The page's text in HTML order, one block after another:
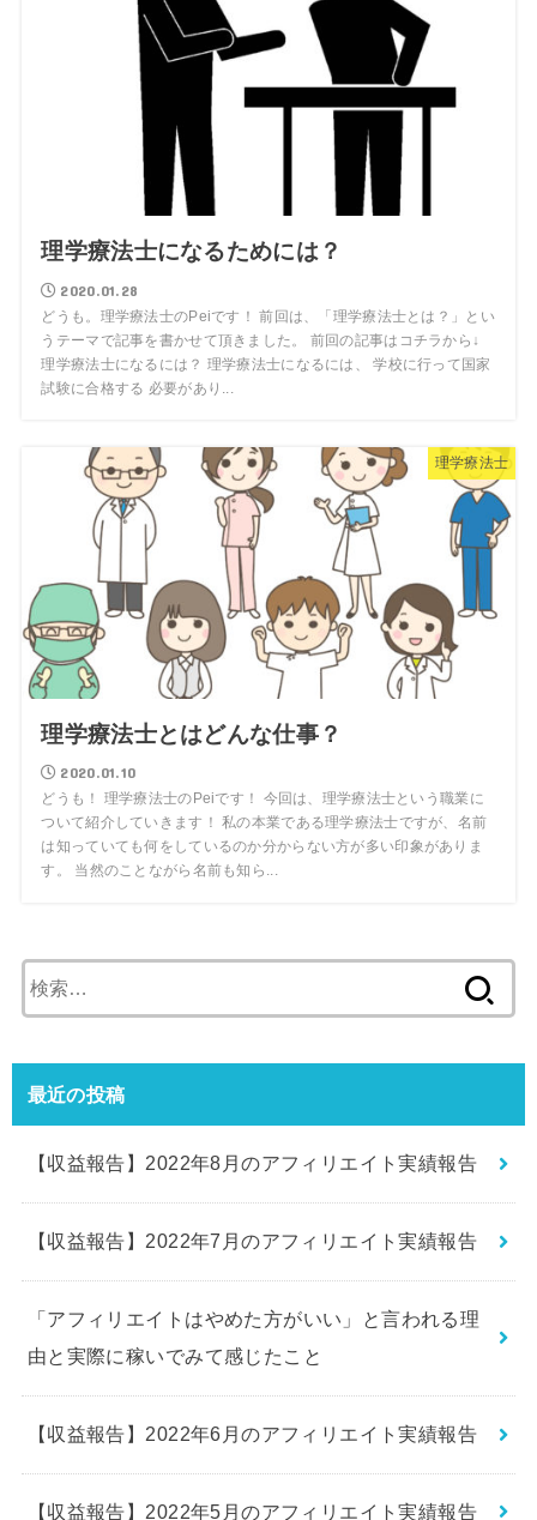
理学療法士になるためには？
2020.01.28
どうも。理学療法士のPeiです！ 前回は、「理学療法士とは？」とい
うテーマで記事を書かせて頂きました。 前回の記事はコチラから↓
理学療法士になるには？ 理学療法士になるには、 学校に行って国家
試験に合格する 必要があり...
理学療法士
理学療法士とはどんな仕事？
2020.01.10
どうも！ 理学療法士のPeiです！ 今回は、理学療法士という職業に
ついて紹介していきます！ 私の本業である理学療法士ですが、名前
は知っていても何をしているのか分からない方が多い印象がありま
す。 当然のことながら名前も知ら...
索:
最近の投稿
【収益報告】2022年8月のアフィリエイト実績報告
【収益報告】2022年7月のアフィリエイト実績報告
「アフィリエイトはやめた方がいい」と言われる理
由と実際に稼いでみて感じたこと
【収益報告】2022年6月のアフィリエイト実績報告
【収益報告】2022年5月のアフィリエイト実績報告